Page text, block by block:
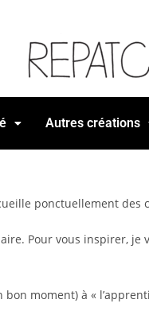
Autres créations
ponctuellement
Pour vous inspirer,
moment) à «